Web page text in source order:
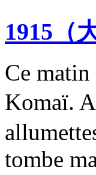
1915（
Ce matin
Komaï.
tombe